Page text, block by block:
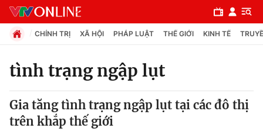
Chuyên mục
Chính trị
CHÍNH TRỊ XÃ HỘI PHÁP LUẬT THẾ GIỚI KINH TẾ
tình trạng ngập lụt
Gia tăng tình trạng ngập lụt tại các đô thị
trên khắp thế giới